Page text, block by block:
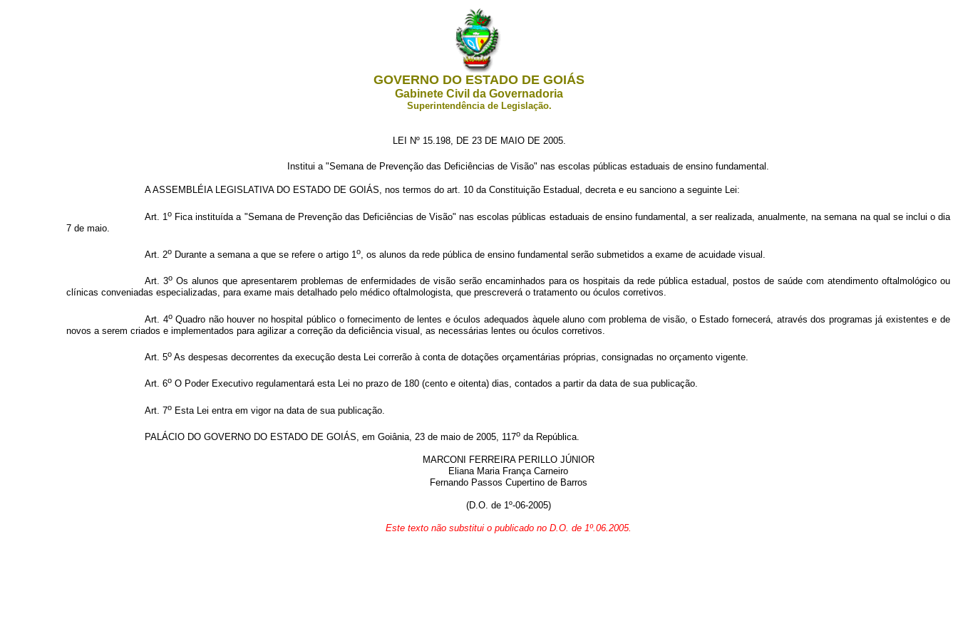
GOVERNO DO ESTADO DE GOIÁS
Gabinete Civil da Governadoria
Superintendência de Legislação.
LEI Nº 15.198, DE 23 DE MAIO DE 2005.
Institui a "Semana de Prevenção das Deficiências de Visão" nas escolas públicas estaduais de ensino fundamental.
A ASSEMBLÉIA LEGISLATIVA DO ESTADO DE GOIÁS, nos termos do art. 10 da Constituição Estadual, decreta e eu sanciono a seguinte Lei:
Art. 1o Fica instituída a "Semana de Prevenção das Deficiências de Visão" nas escolas públicas estaduais de ensino fundamental, a ser realizada, anualmente, na semana na qual se inclui o dia
7 de maio.
Art. 2o Durante a semana a que se refere o artigo 1 o , os alunos da rede pública de ensino fundamental serão submetidos a exame de acuidade visual.
Art. 3oOs alunos que apresentarem problemas de enfermidades de visão serão encaminhados para os hospitais da rede pública estadual, postos de saúde com atendimento oftalmológico ou
clínicas conveniadas especializadas, para exame mais detalhado pelo médico oftalmologista, que prescreverá o tratamento ou óculos corretivos.
Art. 4oQuadro não houver no hospital público o fornecimento de lentes e óculos adequados àquele aluno com problema de visão, o Estado fornecerá, através dos programas já existentes e de
novos a serem criados e implementados para agilizar a correção da deficiência visual, as necessárias lentes ou óculos corretivos.
Art. 5o As despesas decorrentes da execução desta Lei correrão à conta de dotações orçamentárias próprias, consignadas no orçamento vigente.
Art. 6o O Poder Executivo regulamentará esta Lei no prazo de 180 (cento e oitenta) dias, contados a partir da data de sua publicação.
Art. 7o Esta Lei entra em vigor na data de sua publicação.
PALÁCIO DO GOVERNO DO ESTADO DE GOIÁS, em Goiânia, 23 de maio de 2005, 117o da República.
MARCONI FERREIRA PERILLO JÚNIOR
Eliana Maria França Carneiro
Fernando Passos Cupertino de Barros
(D.O. de 1º-06-2005)
Este texto não substitui o publicado no D.O. de 1º.06.2005.